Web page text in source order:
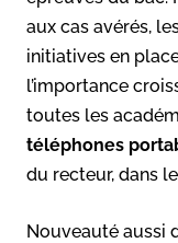
aux cas avérés,
initiatives en
l’importance
toutes les
téléphones
du recteur, dans
Nouveauté aussi